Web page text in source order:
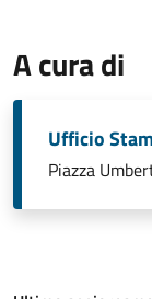
A cura di
Ufficio
Piazza